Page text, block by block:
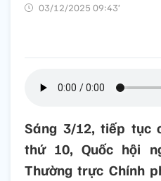
03/12/2025 09:43’
Sáng 3/12, tiếp tục
thứ 10, Quốc hội
Thường trực Chính